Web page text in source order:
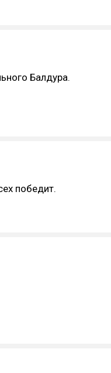
Балдура.
победит.